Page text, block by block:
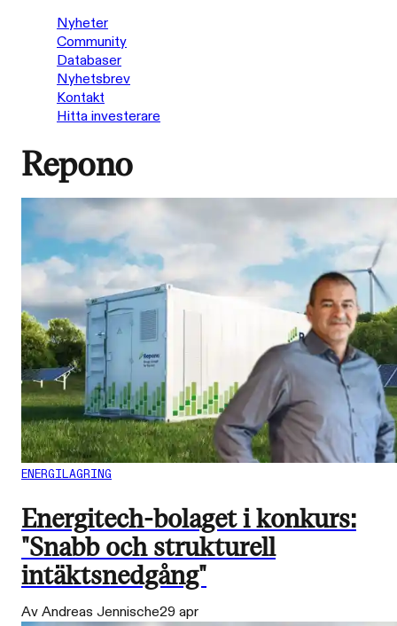
Nyheter
Community
Databaser
Nyhetsbrev
Kontakt
Hitta investerare
Repono
ENERGILAGRING
Energitech-bolaget i konkurs:
"Snabb och strukturell
intäktsnedgång"
Av Andreas Jennische29 apr